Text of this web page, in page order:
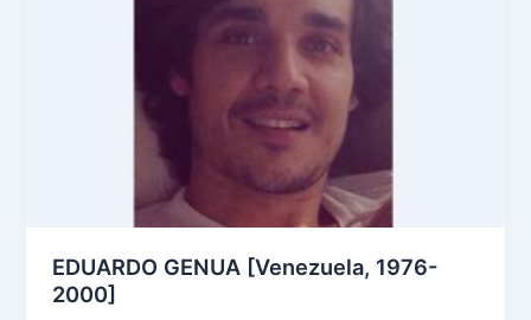
EDUARDO GENUA [Venezuela, 1976-
2000]